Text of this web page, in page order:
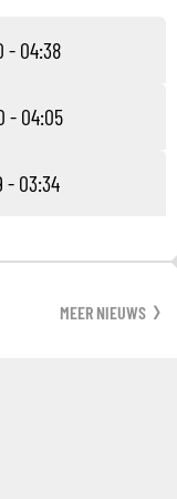
- 04:38
- 04:05
- 03:34
MEER NIEUWS